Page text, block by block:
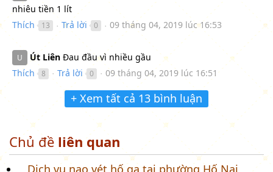
nhiêu tiền 1 lít
Thích
13 ● Trả lời 0 ● 09 tháng 04, 2019 lúc 16:53
U Út Liên Đau đầu vì nhiều gầu
Thích
8 ● Trả lời 0 ● 09 tháng 04, 2019 lúc 16:51
+ Xem tất cả 13 bình luận
Chủ đề liên quan
Dịch vụ nạo vét hố ga tại phường Hố Nai